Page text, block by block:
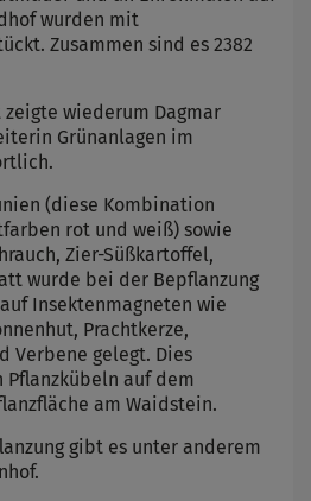
wurden mit
Zusammen sind es 2382
zeigte wiederum Dagmar
Grünanlagen im
(diese Kombination
rot und weiß) sowie
Zier-Süßkartoffel,
wurde bei der Bepflanzung
Insektenmagneten wie
Prachtkerze,
Verbene gelegt. Dies
auf dem
am Waidstein.
gibt es unter anderem